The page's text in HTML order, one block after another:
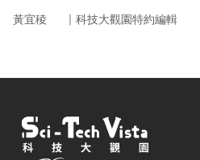
黃宜稜 ｜ 科技大觀園特約編輯